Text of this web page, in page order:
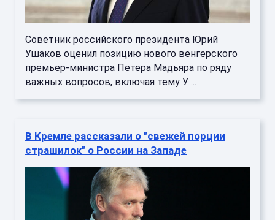
Советник российского президента Юрий
Ушаков оценил позицию нового венгерского
премьер-министра Петера Мадьяра по ряду
важных вопросов, включая тему У ...
В Кремле рассказали о "свежей порции
страшилок" о России на Западе